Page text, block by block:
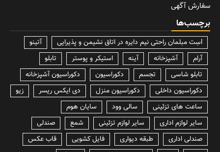
سفارش آگهی
برچسب‌ها
lسِت مبلمان راحتی نیم دایره در اتاق نشیمن و پذیرایی
آتینو
آرام
آشپزخانه آینه استیکر و پوستر
تابلو
تابلو شاسی
تجسم دکوراسیون
دکوراسیون آشپزخانه
دکوراسیون داخلی
دکوراسیون منزل دی ایکس ریسر
زیو
ساعت های تزئینی
سالی وود
سایان هوم
سایر لوازم اداری
سایر لوازم تزئینی شمع
صندلی
صندلی اداری
طبقه دیواری فایل کشویی
قاب عکس